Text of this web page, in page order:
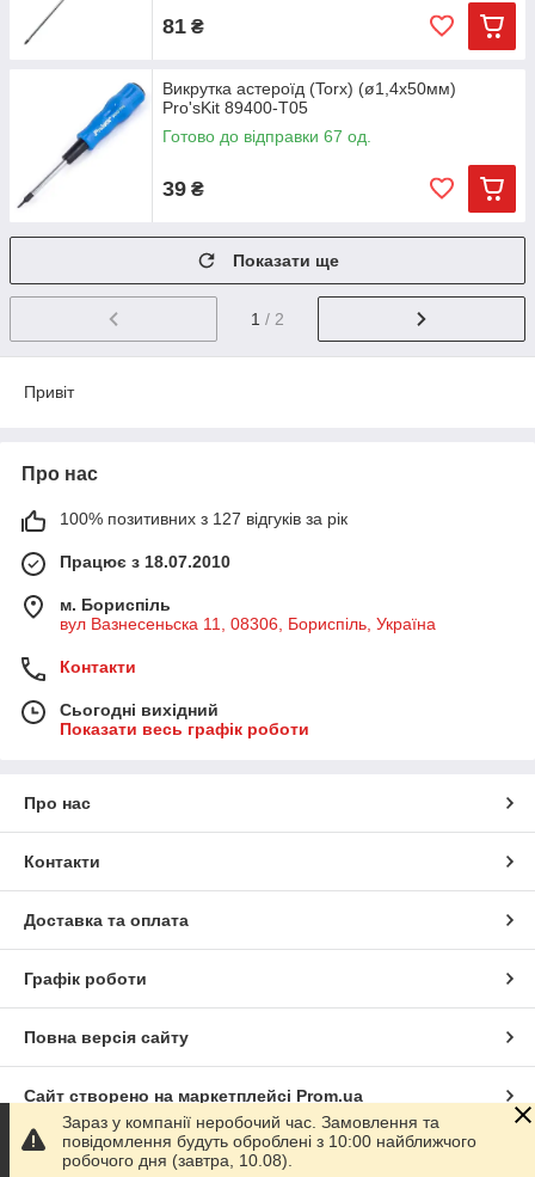
81 ₴
Викрутка астероїд (Torx) (ø1,4х50мм)
Pro'sKit 89400-T05
Готово до відправки 67 од.
39 ₴
Показати ще
1 / 2
Привіт
Про нас
100% позитивних з 127 відгуків за рік
Працює з 18.07.2010
м. Бориспіль
вул Вазнесеньска 11, 08306, Бориспіль, Україна
Контакти
Сьогодні вихідний
Показати весь графік роботи
Про нас
Контакти
Доставка та оплата
Графік роботи
Повна версія сайту
Сайт створено на маркетплейсі Prom.ua
Політика конфіденційності
Зараз у компанії неробочий час. Замовлення та
повідомлення будуть оброблені з 10:00 найближчого
робочого дня (завтра, 10.08).